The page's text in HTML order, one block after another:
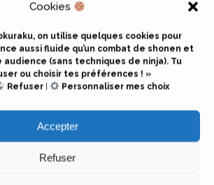
Cookies
on utilise quelques cookies pour
aussi fluide qu’un combat de shonen et
audience (sans techniques de ninja). Tu
ou choisir tes préférences ! »
Refuser | Personnaliser mes choix
Accepter
Refuser
annoncée pour octobre 2024.
sera en charge de la réalisation.
est disponible chez
SYNOPSIS